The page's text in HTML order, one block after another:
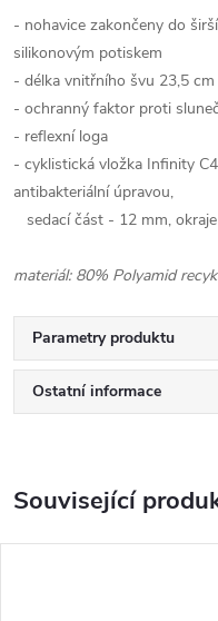
- nohavice zakončeny do
silikonovým potiskem
- délka vnitřního švu 23,5 cm
- ochranný faktor proti
- reflexní loga
- cyklistická vložka Infinity
antibakteriální úpravou,
sedací část - 12 mm,
materiál: 80% Polyamid
Parametry produktu
Ostatní informace
Související